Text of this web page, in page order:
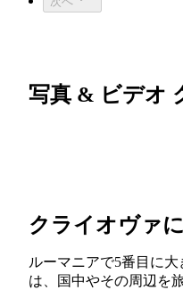
写真 & ビデオ
クライオヴァ
ルーマニアで5番目に
は、国中やその周辺を